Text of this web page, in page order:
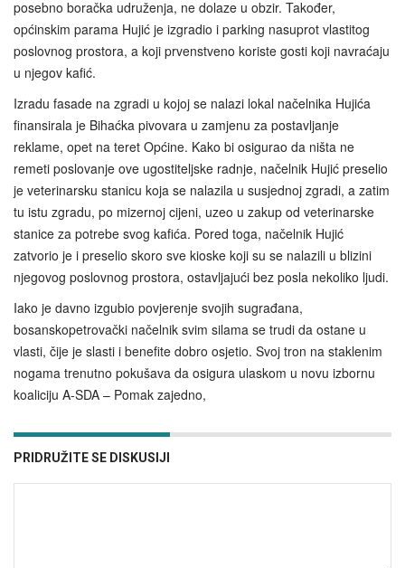
posebno boračka udruženja, ne dolaze u obzir. Također,
općinskim parama Hujić je izgradio i parking nasuprot vlastitog
poslovnog prostora, a koji prvenstveno koriste gosti koji navraćaju
u njegov kafić.
Izradu fasade na zgradi u kojoj se nalazi lokal načelnika Hujića
finansirala je Bihaćka pivovara u zamjenu za postavljanje
reklame, opet na teret Općine. Kako bi osigurao da ništa ne
remeti poslovanje ove ugostiteljske radnje, načelnik Hujić preselio
je veterinarsku stanicu koja se nalazila u susjednoj zgradi, a zatim
tu istu zgradu, po mizernoj cijeni, uzeo u zakup od veterinarske
stanice za potrebe svog kafića. Pored toga, načelnik Hujić
zatvorio je i preselio skoro sve kioske koji su se nalazili u blizini
njegovog poslovnog prostora, ostavljajući bez posla nekoliko ljudi.
Iako je davno izgubio povjerenje svojih sugrađana,
bosanskopetrovački načelnik svim silama se trudi da ostane u
vlasti, čije je slasti i benefite dobro osjetio. Svoj tron na staklenim
nogama trenutno pokušava da osigura ulaskom u novu izbornu
koaliciju A-SDA – Pomak zajedno,
PRIDRUŽITE SE DISKUSIJI